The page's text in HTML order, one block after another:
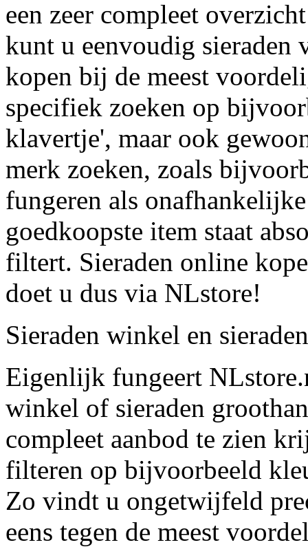
een zeer compleet
kunt u eenvoudig sieraden
kopen bij de meest
specifiek zoeken op
klavertje', maar ook
merk zoeken, zoals
fungeren als
goedkoopste item staat
filtert. Sieraden online
doet u dus via NLstore!
Sieraden winkel en
Eigenlijk fungeert
winkel of sieraden
compleet aanbod te zien
filteren op bijvoorbeeld
Zo vindt u ongetwijfeld
eens tegen de meest